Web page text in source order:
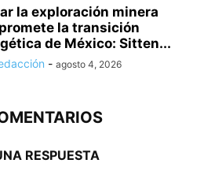
la exploración minera
la transición
de México: Sitten...
- agosto 4, 2026
RESPUESTA